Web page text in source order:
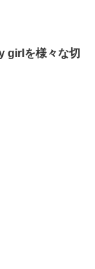
girlを様々な切